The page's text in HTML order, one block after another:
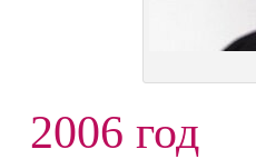
2006 год